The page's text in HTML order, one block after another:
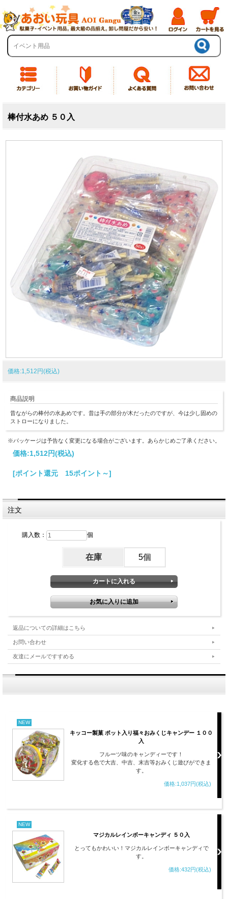
棒付水あめ ５０入
価格:1,512円(税込)
商品説明
昔ながらの棒付の水あめです。昔は手の部分が木だったのですが、今は少し固めの
ストローになりました。
※パッケージは予告なく変更になる場合がございます。あらかじめご了承ください。
価格:1,512円(税込)
[ポイント還元 15ポイント～]
注文
購入数： 個
在庫 5個
返品についての詳細はこちら
お問い合わせ
友達にメールですすめる
NEW
キッコー製菓 ポット入り福々おみくじキャンデー １００
入
フルーツ味のキャンディーです！
変化する色で大吉、中吉、末吉等おみくじ遊びができま
す。
価格:1,037円(税込)
NEW
マジカルレインボーキャンディ ５０入
とってもかわいい！マジカルレインボーキャンディで
す。
価格:432円(税込)